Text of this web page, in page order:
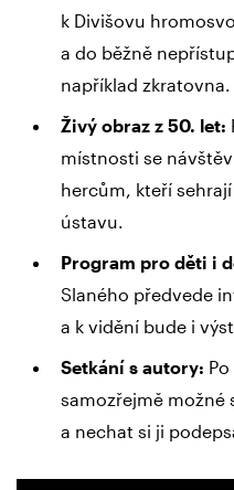
k Divišovu
a do běžně
například zkratovna.
Živý obraz z 50. let:
místnosti se
hercům, kteří
ústavu.
Program pro děti i
Slaného předvede
a k vidění bude i
Setkání s autory:
samozřejmě možné
a nechat si ji